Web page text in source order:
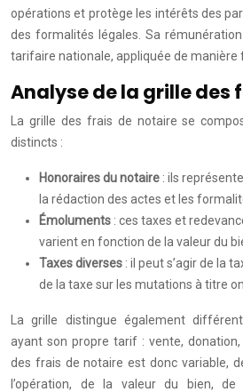
opérations et protège les intérêts des
des formalités légales. Sa
tarifaire nationale, appliquée de manière
Analyse de la grille des
La grille des frais de notaire se
distincts :
Honoraires du notaire : ils
la rédaction des actes et les
Émoluments : ces taxes et
varient en fonction de la valeur du
Taxes diverses : il peut s’agir de la
de la taxe sur les mutations à titre
La grille distingue également
ayant son propre tarif : vente,
des frais de notaire est donc variable,
l’opération, de la valeur du bien,